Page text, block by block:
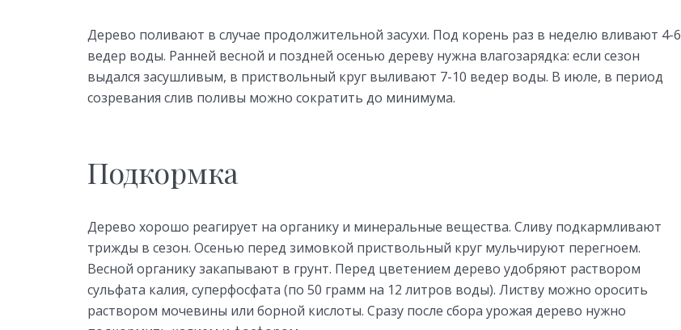
Дерево поливают в случае продолжительной засухи. Под корень раз в неделю вливают 4-6
ведер воды. Ранней весной и поздней осенью дереву нужна влагозарядка: если сезон
выдался засушливым, в приствольный круг выливают 7-10 ведер воды. В июле, в период
созревания слив поливы можно сократить до минимума.
Подкормка
Дерево хорошо реагирует на органику и минеральные вещества. Сливу подкармливают
трижды в сезон. Осенью перед зимовкой приствольный круг мульчируют перегноем.
Весной органику закапывают в грунт. Перед цветением дерево удобряют раствором
сульфата калия, суперфосфата (по 50 грамм на 12 литров воды). Листву можно оросить
раствором мочевины или борной кислоты. Сразу после сбора урожая дерево нужно